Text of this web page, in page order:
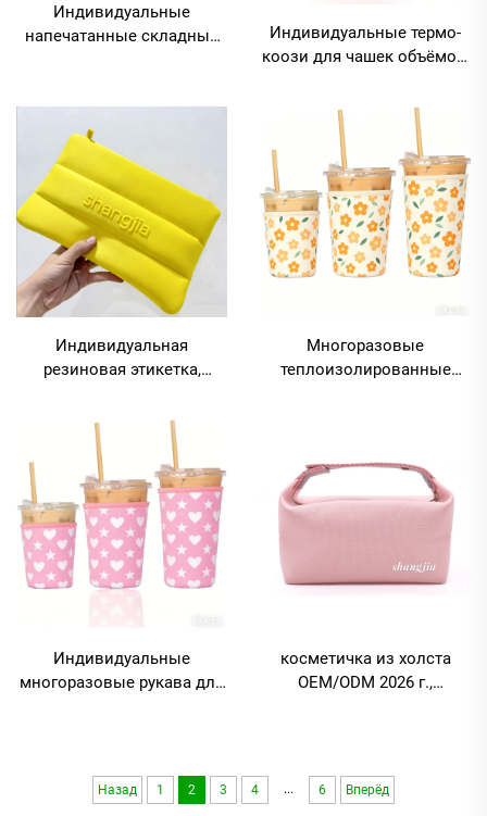
Индивидуальные
напечатанные складные
толщиной 5 мм,
универсальные
неопреновые держатели
для пива (стабби-
холдеры), подарки для
вечеринок
Индивидуальные термо-
коози для чашек объёмом
печатью логотипа,
многоразовые
изолированные
держатели для чашек,
розовые коози для
горячего и холодного кофе
методом сублимационной
печати
Индивидуальная
резиновая этикетка,
застёжкой-молнией,
водонепроницаемая сумка
для хранения губной
помады и косметики
Многоразовые
теплоизолированные
напитков
индивидуального размера,
индивидуальные рукава
Индивидуальные
многоразовые рукава для
кружек с холодным кофе,
подходят для горячих и
косметичка из холста
OEM/ODM 2026 г.,
портативная дорожная
сумка для стирки
Назад 1 2 3 4 ... 6 Вперёд